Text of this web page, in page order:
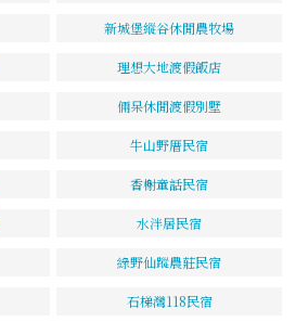
新城堡縱谷休閒農牧場
理想大地渡假飯店
倆呆休閒渡假別墅
牛山野厝民宿
香榭童話民宿
水泮居民宿
綠野仙蹤農莊民宿
石梯灣118民宿